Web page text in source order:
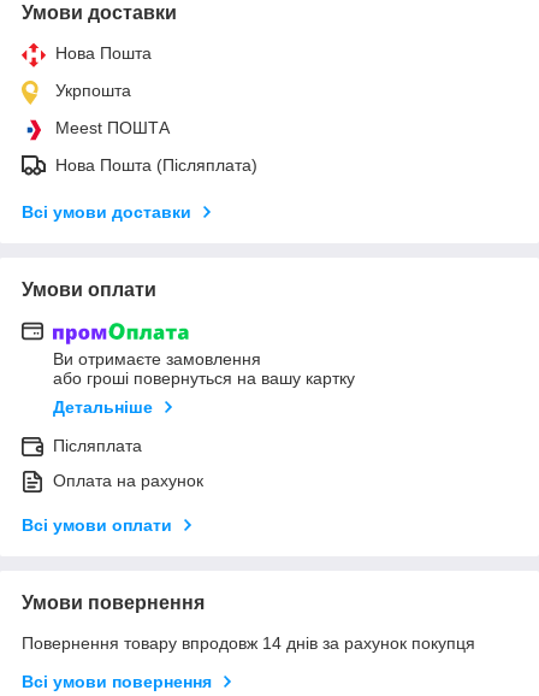
Умови доставки
Нова Пошта
Укрпошта
Meest ПОШТА
Нова Пошта (Післяплата)
Всі умови доставки
Умови оплати
Ви отримаєте замовлення
або гроші повернуться на вашу картку
Детальніше
Післяплата
Оплата на рахунок
Всі умови оплати
Умови повернення
Повернення товару впродовж 14 днів за рахунок покупця
Всі умови повернення